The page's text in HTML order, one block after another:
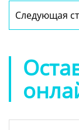
Следующая статья:
складная
коробка